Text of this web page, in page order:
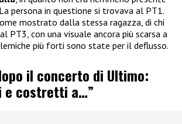
persona in questione si trovava al PT1.
mostrato dalla stessa ragazza, di chi
PT3, con una visuale ancora più scarsa a
più forti sono state per il deflusso.
il concerto di Ultimo:
e costretti a…”